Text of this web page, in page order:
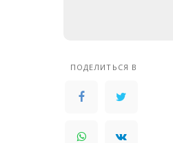
ПОДЕЛИТЬСЯ В